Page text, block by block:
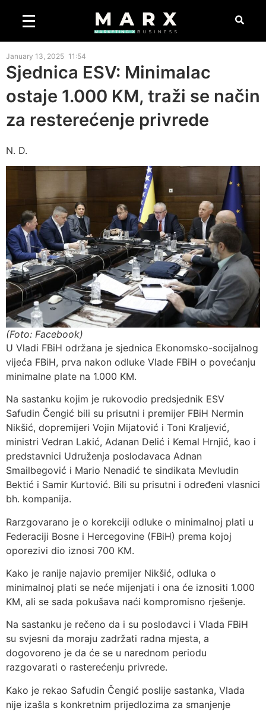
January 13, 2025 11:54
Sjednica ESV: Minimalac
ostaje 1.000 KM, traži se način
za resterećenje privrede
N. D.
(Foto: Facebook)
U Vladi FBiH održana je sjednica Ekonomsko-socijalnog
vijeća FBiH, prva nakon odluke Vlade FBiH o povećanju
minimalne plate na 1.000 KM.
Na sastanku kojim je rukovodio predsjednik ESV
Safudin Čengić bili su prisutni i premijer FBiH Nermin
Nikšić, dopremijeri Vojin Mijatović i Toni Kraljević,
ministri Vedran Lakić, Adanan Delić i Kemal Hrnjić, kao i
predstavnici Udruženja poslodavaca Adnan
Smailbegović i Mario Nenadić te sindikata Mevludin
Bektić i Samir Kurtović. Bili su prisutni i određeni vlasnici
bh. kompanija.
Rarzgovarano je o korekciji odluke o minimalnoj plati u
Federaciji Bosne i Hercegovine (FBiH) prema kojoj
oporezivi dio iznosi 700 KM.
Kako je ranije najavio premijer Nikšić, odluka o
minimalnoj plati se neće mijenjati i ona će iznositi 1.000
KM, ali se sada pokušava naći kompromisno rješenje.
Na sastanku je rečeno da i su poslodavci i Vlada FBiH
su svjesni da moraju zadržati radna mjesta, a
dogovoreno je da će se u narednom periodu
razgovarati o rasterećenju privrede.
Kako je rekao Safudin Čengić poslije sastanka, Vlada
nije izašla s konkretnim prijedlozima za smanjenje